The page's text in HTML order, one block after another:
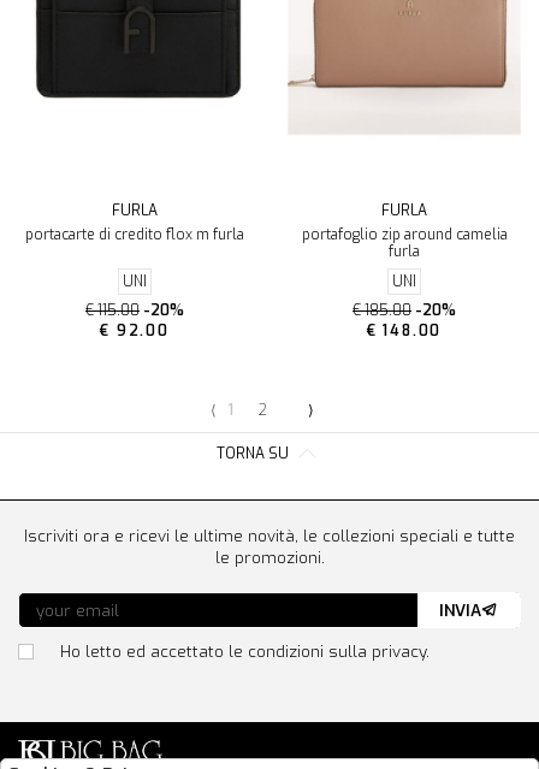
FURLA
portacarte di credito flox m furla
UNI
€ 115.00 -20%
€ 92.00
FURLA
portafoglio zip around camelia
furla
UNI
€ 185.00 -20%
€ 148.00
TORNA SU
⟨ 1 2 ⟩
Iscriviti ora e ricevi le ultime novità, le collezioni speciali e tutte
le promozioni.
Ho letto ed accettato le condizioni sulla privacy.
INVIA